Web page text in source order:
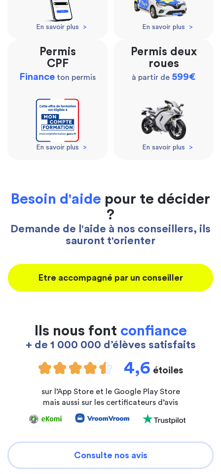
En savoir plus > En savoir plus >
Permis
CPF
Finance ton permis
En savoir plus >
Permis deux
roues
à partir de 599€
En savoir plus >
Besoin d'aide pour te décider
?
Demande de l'aide à nos conseillers, ils
sauront t'orienter
Etre accompagné par un conseiller
Ils nous font confiance
+ de 1 000 000 d’élèves satisfaits
4,6 étoiles
sur l’App Store et le Google Play Store
mais aussi sur les certificateurs d’avis
Consulte nos avis